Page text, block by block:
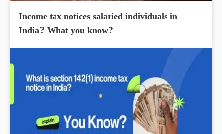
Income tax notices salaried individuals in
India? What you know?